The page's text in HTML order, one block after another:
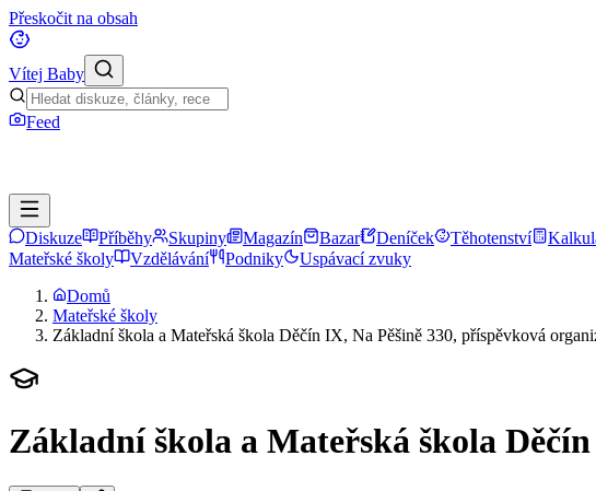
Přeskočit na obsah
Vítej Baby
Feed
Diskuze Příběhy Skupiny Magazín Bazar Deníček Těhotenství
Mateřské školy
Vzdělávání Podniky
Uspávací zvuky
Domů
Mateřské školy
Základní škola a Mateřská škola Děčín IX, Na Pěšině 330, příspěvková
Základní škola a Mateřská škola